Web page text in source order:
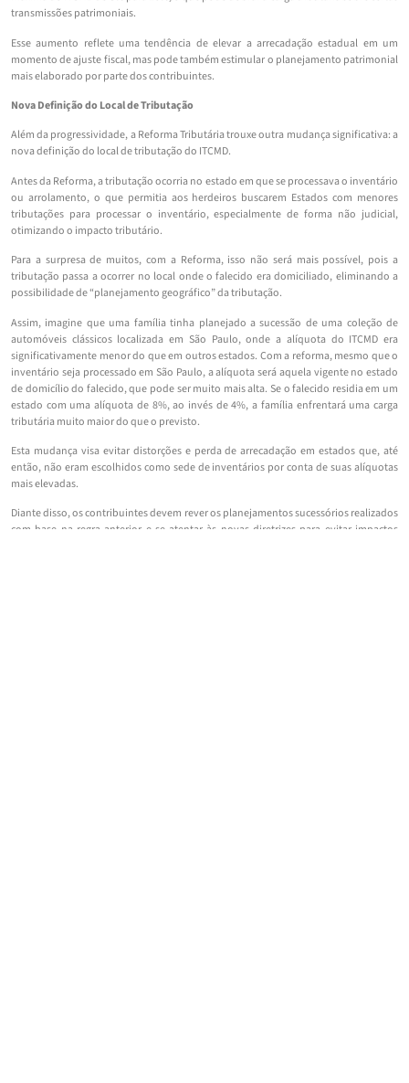
transmissões patrimoniais.
Esse aumento reflete uma tendência de elevar a arrecadação estadual em um
momento de ajuste fiscal, mas pode também estimular o planejamento patrimonial
mais elaborado por parte dos contribuintes.
Nova Definição do Local de Tributação
Além da progressividade, a Reforma Tributária trouxe outra mudança significativa: a
nova definição do local de tributação do ITCMD.
Antes da Reforma, a tributação ocorria no estado em que se processava o inventário
ou arrolamento, o que permitia aos herdeiros buscarem Estados com menores
tributações para processar o inventário, especialmente de forma não judicial,
otimizando o impacto tributário.
Para a surpresa de muitos, com a Reforma, isso não será mais possível, pois a
tributação passa a ocorrer no local onde o falecido era domiciliado, eliminando a
possibilidade de “planejamento geográfico” da tributação.
Assim, imagine que uma família tinha planejado a sucessão de uma coleção de
automóveis clássicos localizada em São Paulo, onde a alíquota do ITCMD era
significativamente menor do que em outros estados. Com a reforma, mesmo que o
inventário seja processado em São Paulo, a alíquota será aquela vigente no estado
de domicílio do falecido, que pode ser muito mais alta. Se o falecido residia em um
estado com uma alíquota de 8%, ao invés de 4%, a família enfrentará uma carga
tributária muito maior do que o previsto.
Esta mudança visa evitar distorções e perda de arrecadação em estados que, até
então, não eram escolhidos como sede de inventários por conta de suas alíquotas
mais elevadas.
Diante disso, os contribuintes devem rever os planejamentos sucessórios realizados
com base na regra anterior e se atentar às novas diretrizes para evitar impactos